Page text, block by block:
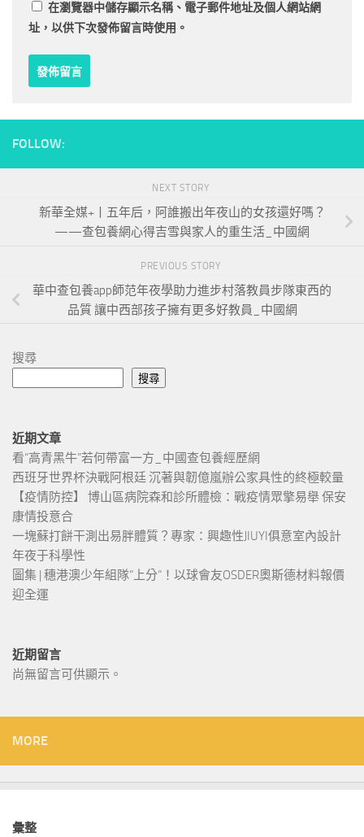
在瀏覽器中儲存顯示名稱、電子郵件地址及個人網站網
址，以供下次發佈留言時使用。
FOLLOW:
NEXT STORY
新華全媒+丨五年后，阿誰搬出年夜山的女孩還好嗎？
——查包養網心得吉雪與家人的重生活_中國網
PREVIOUS STORY
華中查包養app師范年夜學助力進步村落教員步隊東西的
品質 讓中西部孩子擁有更多好教員_中國網
搜尋
搜尋
近期文章
看“高青黑牛”若何帶富一方_中國查包養經歷網
西班牙世界杯決戰阿根廷 沉著與韌億嵐辦公家具性的終極較量
【疫情防控】 博山區病院森和診所體檢：戰疫情眾擎易舉 保安
康情投意合
一塊蘇打餅干測出易胖體質？專家：興趣性JIUYI俱意室內設計
年夜于科學性
圖集 | 穗港澳少年組隊“上分“！以球會友OSDER奧斯德材料報價
迎全運
近期留言
尚無留言可供顯示。
MORE
彙整